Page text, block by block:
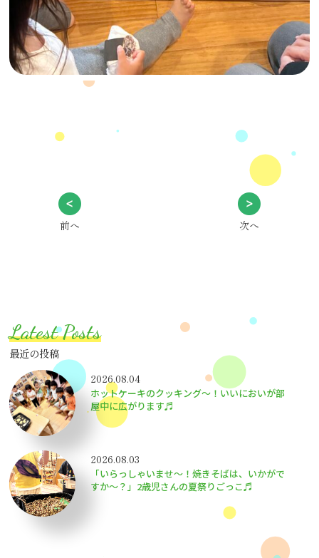
前へ 次へ
Latest Posts
最近の投稿
2026.08.04
ホットケーキのクッキング～！いいにおいが部
屋中に広がります♬
2026.08.03
「いらっしゃいませ～！焼きそばは、いかがで
すか～？」2歳児さんの夏祭りごっこ♬